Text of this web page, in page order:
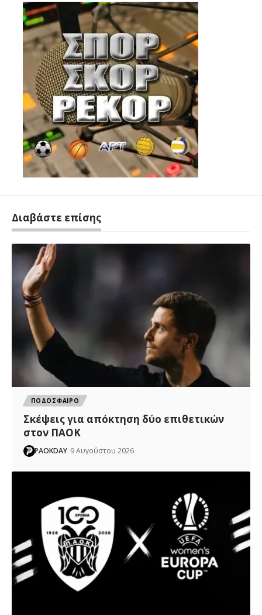
Διαβάστε επίσης
ΠΟΔΟΣΦΑΙΡΟ
Σκέψεις για απόκτηση δύο επιθετικών
στον ΠΑΟΚ
PAOKDAY 9 Αυγούστου 2026